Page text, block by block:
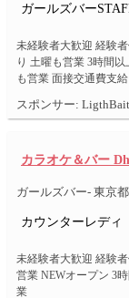
ガールズバー
未経験者大歓迎 経験
り 土曜も営業 3時間
も営業 面接交通費支
スポンサー:
カラオケ＆バー
ガールズバー- 東京
カウンターレディ
未経験者大歓迎 経験
営業 NEWオープン 3
業